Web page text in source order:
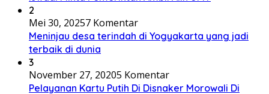
2
Mei 30, 20257 Komentar
Meninjau desa terindah di Yogyakarta yang jadi
terbaik di dunia
3
November 27, 20205 Komentar
Pelayanan Kartu Putih Di Disnaker Morowali Di